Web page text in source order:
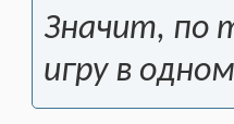
Значит, по
игру в